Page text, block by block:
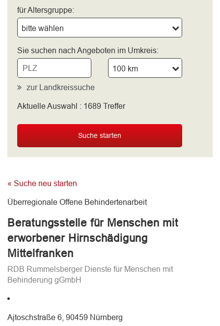
für Altersgruppe:
bitte wählen
Sie suchen nach Angeboten im Umkreis:
100 km
zur Landkreissuche
bitte wählen
Aktuelle Auswahl : 1689 Treffer
Suche starten
« Suche neu starten
Überregionale Offene Behindertenarbeit
Beratungsstelle für Menschen mit
erworbener Hirnschädigung
Mittelfranken
RDB Rummelsberger Dienste für Menschen mit
Behinderung gGmbH
Ajtoschstraße 6, 90459 Nürnberg